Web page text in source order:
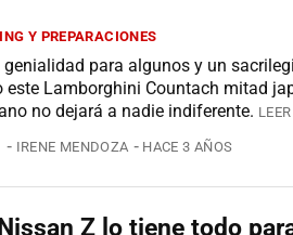
Y PREPARACIONES
genialidad para algunos y un
este Lamborghini Countach mitad
no dejará a nadie indiferente.
COMENTARIOS
IRENE MENDOZA HACE 3 AÑOS
Z lo tiene todo